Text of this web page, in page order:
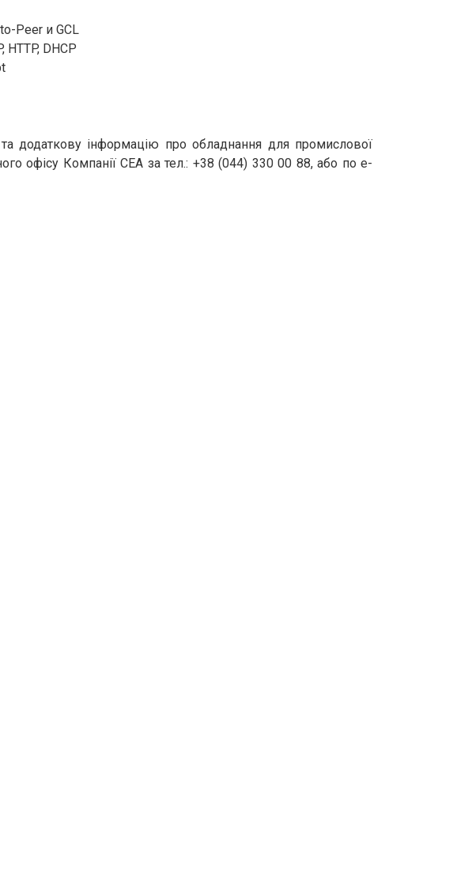
Peer и GCL
DHCP
додаткову інформацію про обладнання для промислової
офісу Компанії СЕА за тел.: +38 (044) 330 00 88, або по e-